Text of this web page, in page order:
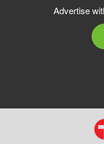
Advertise